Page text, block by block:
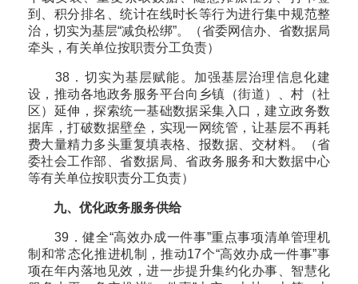
到、积分排名、统计在线时长等行为进行集中规范整
治，切实为基层“减负松绑”。（省委网信办、省数据局
牵头，有关单位按职责分工负责）
38．切实为基层赋能。加强基层治理信息化建
设，推动各地政务服务平台向乡镇（街道）、村（社
区）延伸，探索统一基础数据采集入口，建立政务数
据库，打破数据壁垒，实现一网统管，让基层不再耗
费大量精力多头重复填表格、报数据、交材料。（省
委社会工作部、省数据局、省政务服务和大数据中心
等有关单位按职责分工负责）
九、优化政务服务供给
39．健全“高效办成一件事”重点事项清单管理机
制和常态化推进机制，推动17个“高效办成一件事”事
项在年内落地见效，进一步提升集约化办事、智慧化